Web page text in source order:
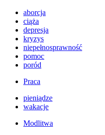
aborcja
ciąża
depresja
kryzys
niepełnosprawność
pomoc
poród
Praca
pieniądze
wakacje
Modlitwa